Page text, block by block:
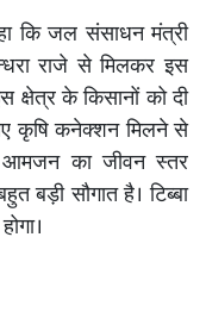
कि जल संसाधन मंत्री
राजे से मिलकर इस
क्षेत्र के किसानों को दी
कृषि कनेक्शन मिलने से
आमजन का जीवन स्तर
बड़ी सौगात है। टिब्बा